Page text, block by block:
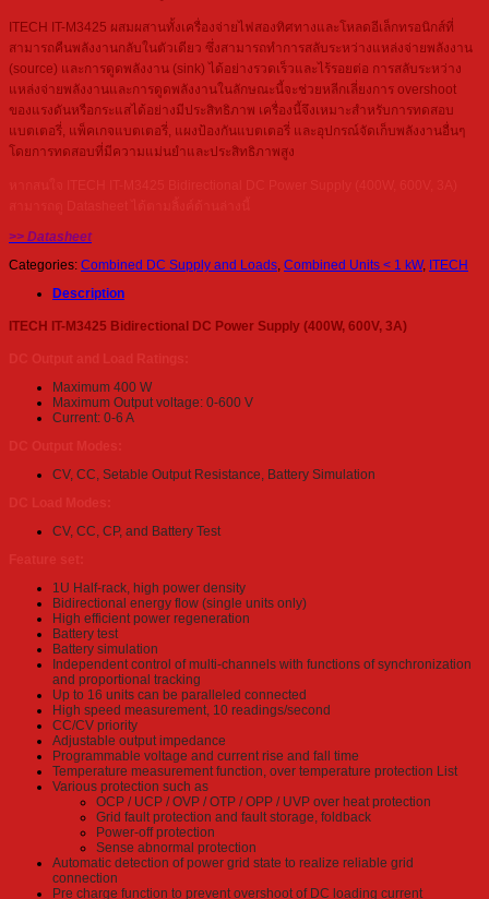
ITECH IT-M3425 ผสมผสานทั้งเครื่องจ่ายไฟสองทิศทางและโหลดอีเล็กทรอนิกส์ที่
สามารถคืนพลังงานกลับในตัวเดียว ซึ่งสามารถทำการสลับระหว่างแหล่งจ่ายพลังงาน
(source) และการดูดพลังงาน (sink) ได้อย่างรวดเร็วและไร้รอยต่อ การสลับระหว่าง
แหล่งจ่ายพลังงานและการดูดพลังงานในลักษณะนี้จะช่วยหลีกเลี่ยงการ overshoot
ของแรงดันหรือกระแสได้อย่างมีประสิทธิภาพ เครื่องนี้จึงเหมาะสำหรับการทดสอบ
แบตเตอรี่, แพ็คเกจแบตเตอรี่, แผงป้องกันแบตเตอรี่ และอุปกรณ์จัดเก็บพลังงานอื่นๆ
โดยการทดสอบที่มีความแม่นยำและประสิทธิภาพสูง
>> Datasheet
Categories: Combined DC Supply and Loads, Combined Units < 1 kW, ITECH
Description
ITECH IT-M3425 Bidirectional DC Power Supply (400W, 600V, 3A)
Maximum 400 W
Maximum Output voltage: 0-600 V
Current: 0-6 A
CV, CC, Setable Output Resistance, Battery Simulation
CV, CC, CP, and Battery Test
1U Half-rack, high power density
Bidirectional energy flow (single units only)
High efficient power regeneration
Battery test
Battery simulation
Independent control of multi-channels with functions of synchronization
and proportional tracking
Up to 16 units can be paralleled connected
High speed measurement, 10 readings/second
CC/CV priority
Adjustable output impedance
Programmable voltage and current rise and fall time
Temperature measurement function, over temperature protection List
Various protection such as
OCP / UCP / OVP / OTP / OPP / UVP over heat protection
Grid fault protection and fault storage, foldback
Power-off protection
Sense abnormal protection
Automatic detection of power grid state to realize reliable grid
connection
Pre charge function to prevent overshoot of DC loading current